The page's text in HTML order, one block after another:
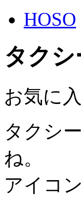
HOSO
タク
お気に
タクシ
ね。
アイコ